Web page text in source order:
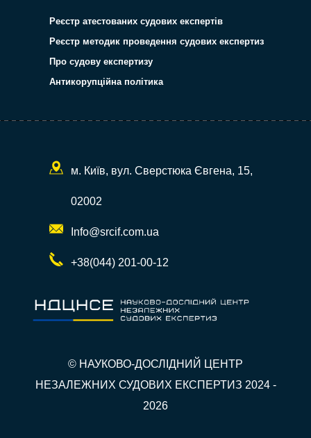
Реєстр атестованих судових експертів
Реєстр методик проведення судових експертиз
Про судову експертизу
Антикорупційна політика
м. Київ, вул. Сверстюка Євгена, 15,
02002
Info@srcif.com.ua
+38(044) 201-00-12
© НАУКОВО-ДОСЛІДНИЙ ЦЕНТР
НЕЗАЛЕЖНИХ СУДОВИХ ЕКСПЕРТИЗ 2024 -
2026